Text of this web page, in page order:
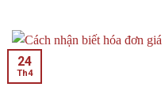
24
Th4